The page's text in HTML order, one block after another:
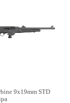
9x19mm STD